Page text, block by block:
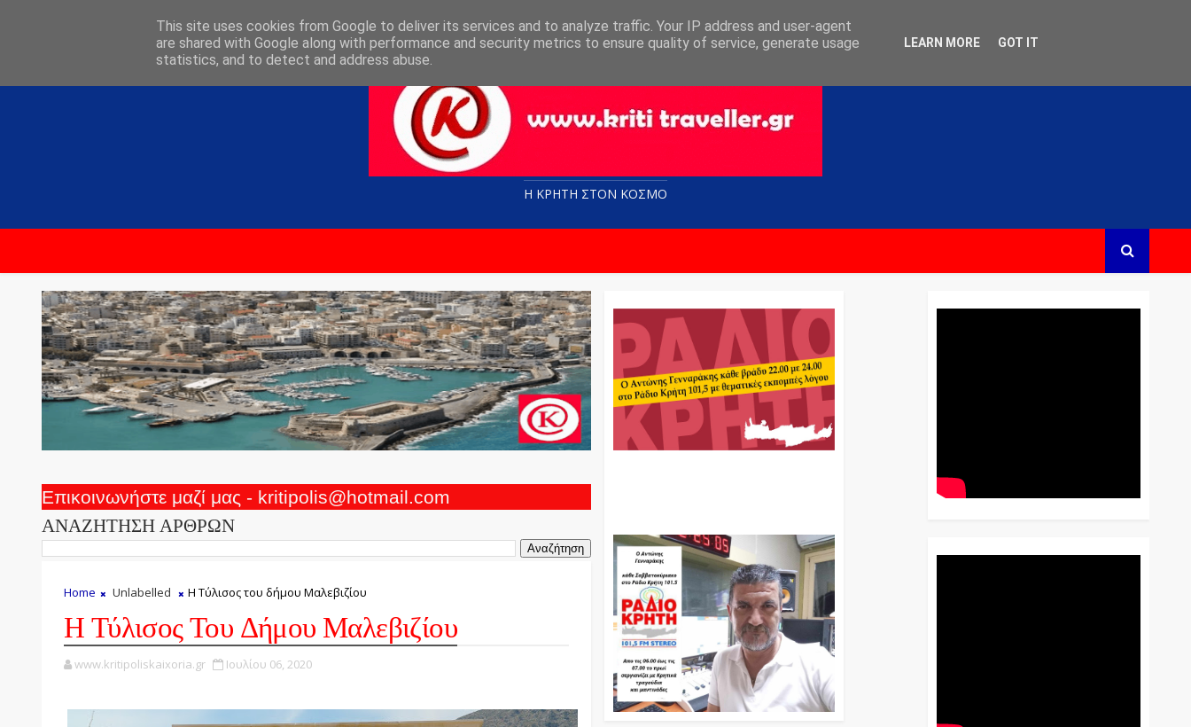
Η ΚΡΗΤΗ ΣΤΟN KOΣΜΟ
Επικοινωνήστε μαζί μας - kritipolis@hotmail.com
ΑΝΑΖΗΤΗΣΗ ΑΡΘΡΩΝ
Home Unlabelled Η Τύλισος του δήμου Μαλεβιζίου
Η Τύλισος Του Δήμου Μαλεβιζίου
www.kritipoliskaixoria.gr Ιουλίου 06, 2020
This site uses cookies from Google to deliver its services and to analyze traffic. Your IP address and user-agent
are shared with Google along with performance and security metrics to ensure quality of service, generate usage
statistics, and to detect and address abuse.
LEARN MORE GOT IT